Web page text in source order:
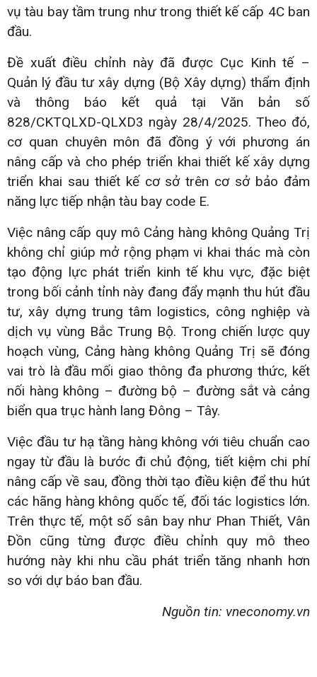
vụ tàu bay tầm trung như trong thiết kế cấp 4C ban
đầu.
Đề xuất điều chỉnh này đã được Cục Kinh tế –
Quản lý đầu tư xây dựng (Bộ Xây dựng) thẩm định
và thông báo kết quả tại Văn bản số
828/CKTQLXD-QLXD3 ngày 28/4/2025. Theo đó,
cơ quan chuyên môn đã đồng ý với phương án
nâng cấp và cho phép triển khai thiết kế xây dựng
triển khai sau thiết kế cơ sở trên cơ sở bảo đảm
năng lực tiếp nhận tàu bay code E.
Việc nâng cấp quy mô Cảng hàng không Quảng Trị
không chỉ giúp mở rộng phạm vi khai thác mà còn
tạo động lực phát triển kinh tế khu vực, đặc biệt
trong bối cảnh tỉnh này đang đẩy mạnh thu hút đầu
tư, xây dựng trung tâm logistics, công nghiệp và
dịch vụ vùng Bắc Trung Bộ. Trong chiến lược quy
hoạch vùng, Cảng hàng không Quảng Trị sẽ đóng
vai trò là đầu mối giao thông đa phương thức, kết
nối hàng không – đường bộ – đường sắt và cảng
biển qua trục hành lang Đông – Tây.
Việc đầu tư hạ tầng hàng không với tiêu chuẩn cao
ngay từ đầu là bước đi chủ động, tiết kiệm chi phí
nâng cấp về sau, đồng thời tạo điều kiện để thu hút
các hãng hàng không quốc tế, đối tác logistics lớn.
Trên thực tế, một số sân bay như Phan Thiết, Vân
Đồn cũng từng được điều chỉnh quy mô theo
hướng này khi nhu cầu phát triển tăng nhanh hơn
so với dự báo ban đầu.
Nguồn tin: vneconomy.vn